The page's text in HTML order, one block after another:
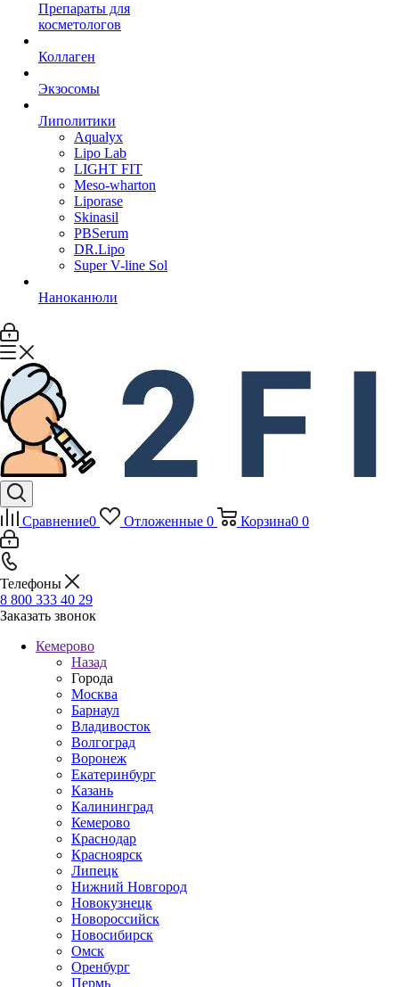
Препараты для
косметологов
Коллаген
Экзосомы
Липолитики
Aqualyx
Lipo Lab
LIGHT FIT
Meso-wharton
Liporase
Skinasil
PBSerum
DR.Lipo
Super V-line Sol
Наноканюли
Сравнение0 Отложенные 0 Корзина0 0
Телефоны
8 800 333 40 29
Заказать звонок
Кемерово
Назад
Города
Москва
Барнаул
Владивосток
Волгоград
Воронеж
Екатеринбург
Казань
Калининград
Кемерово
Краснодар
Красноярск
Липецк
Нижний Новгород
Новокузнецк
Новороссийск
Новосибирск
Омск
Оренбург
Пермь